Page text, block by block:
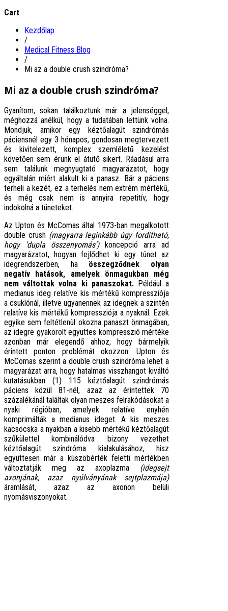
Cart
Kezdőlap
/
Medical Fitness Blog
/
Mi az a double crush szindróma?
Mi az a double crush szindróma?
Gyanítom, sokan találkoztunk már a jelenséggel,
méghozzá anélkül, hogy a tudatában lettünk volna.
Mondjuk, amikor egy kéztőalagút szindrómás
páciensnél egy 3 hónapos, gondosan megtervezett
és kivitelezett, komplex szemléletű kezelést
követően sem érünk el átütő sikert. Ráadásul arra
sem találunk megnyugtató magyarázatot, hogy
egyáltalán miért alakult ki a panasz. Bár a páciens
terheli a kezét, ez a terhelés nem extrém mértékű,
és még csak nem is annyira repetitív, hogy
indokolná a tüneteket.
Az Upton és McComas által 1973-ban megalkotott
double crush (magyarra leginkább úgy fordítható,
hogy 'dupla összenyomás')koncepció arra ad
magyarázatot, hogyan fejlődhet ki egy tünet az
idegrendszerben, ha összegződnek olyan
negatív hatások, amelyek önmagukban még
nem váltottak volna ki panaszokat.Például a
medianus ideg relatíve kis mértékű kompressziója
a csuklónál, illetve ugyanennek az idegnek a szintén
relatíve kis mértékű kompressziója a nyaknál. Ezek
egyike sem feltétlenül okozna panaszt önmagában,
az idegre gyakorolt együttes kompresszió mértéke
azonban már elegendő ahhoz, hogy bármelyik
érintett ponton problémát okozzon. Upton és
McComas szerint a double crush szindróma lehet a
magyarázat arra, hogy hatalmas visszhangot kiváltó
kutatásukban (1) 115 kéztőalagút szindrómás
páciens közül 81-nél, azaz az érintettek 70
százalékánál találtak olyan meszes felrakódásokat a
nyaki régióban, amelyek relatíve enyhén
komprimálták a medianus ideget. A kis meszes
kacsocska a nyakban a kisebb mértékű kéztőalagút
szűkülettel kombinálódva bizony vezethet
kéztőalagút szindróma kialakulásához, hisz
együttesen már a küszöbérték feletti mértékben
változtatják meg az axoplazma (idegsejt
axonjának, azaz nyúlványának sejtplazmája)
áramlását, azaz az axonon belüli
nyomásviszonyokat.